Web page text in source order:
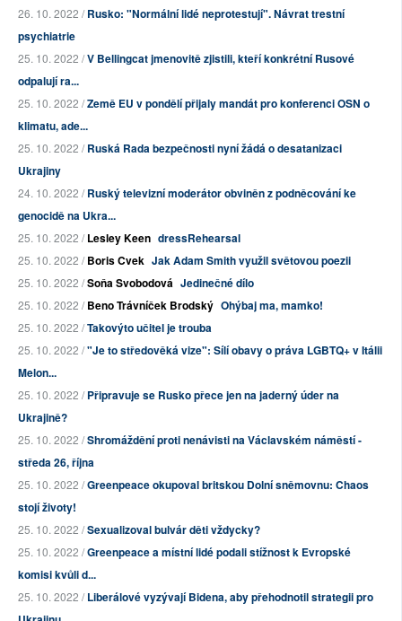
26. 10. 2022 /Rusko: "Normální lidé neprotestují". Návrat trestní
psychiatrie
25. 10. 2022 /V Bellingcat jmenovitě zjistili, kteří konkrétní Rusové
odpalují ra...
25. 10. 2022 /Země EU v pondělí přijaly mandát pro konferenci OSN o
klimatu, ade...
25. 10. 2022 /Ruská Rada bezpečnosti nyní žádá o desatanizaci
Ukrajiny
24. 10. 2022 /Ruský televizní moderátor obviněn z podněcování ke
genocidě na Ukra...
25. 10. 2022 /Lesley Keen dressRehearsal
25. 10. 2022 /Boris Cvek Jak Adam Smith využil světovou poezii
25. 10. 2022 /Soňa Svobodová Jedinečné dílo
25. 10. 2022 /Beno Trávníček Brodský Ohýbaj ma, mamko!
25. 10. 2022 /Takovýto učitel je trouba
25. 10. 2022 /"Je to středověká vize": Sílí obavy o práva LGBTQ+ v Itálii
Melon...
25. 10. 2022 /Připravuje se Rusko přece jen na jaderný úder na
Ukrajině?
25. 10. 2022 /Shromáždění proti nenávisti na Václavském náměstí -
středa 26, října
25. 10. 2022 /Greenpeace okupoval britskou Dolní sněmovnu: Chaos
stojí životy!
25. 10. 2022 /Sexualizoval bulvár děti vždycky?
25. 10. 2022 /Greenpeace a místní lidé podali stížnost k Evropské
komisi kvůli d...
25. 10. 2022 /Liberálové vyzývají Bidena, aby přehodnotil strategii pro